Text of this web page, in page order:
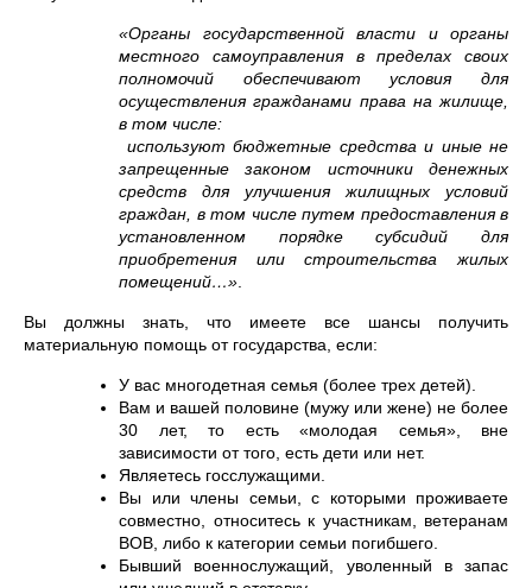
«Органы государственной власти и органы
местного самоуправления в пределах своих
полномочий обеспечивают условия для
осуществления гражданами права на жилище,
в том числе:
используют бюджетные средства и иные не
запрещенные законом источники денежных
средств для улучшения жилищных условий
граждан, в том числе путем предоставления в
установленном порядке субсидий для
приобретения или строительства жилых
помещений…».
Вы должны знать, что имеете все шансы получить
материальную помощь от государства, если:
У вас многодетная семья (более трех детей).
Вам и вашей половине (мужу или жене) не более
30 лет, то есть «молодая семья», вне
зависимости от того, есть дети или нет.
Являетесь госслужащими.
Вы или члены семьи, с которыми проживаете
совместно, относитесь к участникам, ветеранам
ВОВ, либо к категории семьи погибшего.
Бывший военнослужащий, уволенный в запас